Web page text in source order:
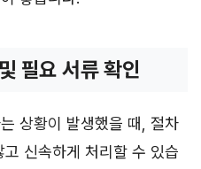
필요 서류 확인
상황이 발생했을 때, 절차
신속하게 처리할 수 있습